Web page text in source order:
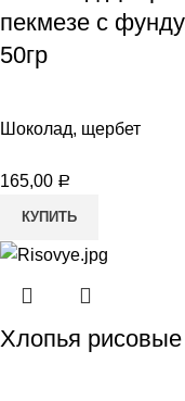
пекмезе с
50гр
Шоколад, щербет
165,00 Р
КУПИТЬ
Хлопья рисовые